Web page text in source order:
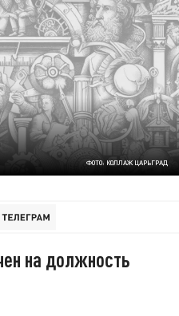
ФОТО: КОЛЛАЖ ЦАРЬГРАД
на должность